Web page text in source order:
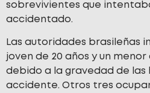
sobrevivientes que
accidentado.
Las autoridades brasileñas
joven de 20 años y un
debido a la gravedad de las
accidente. Otros tres